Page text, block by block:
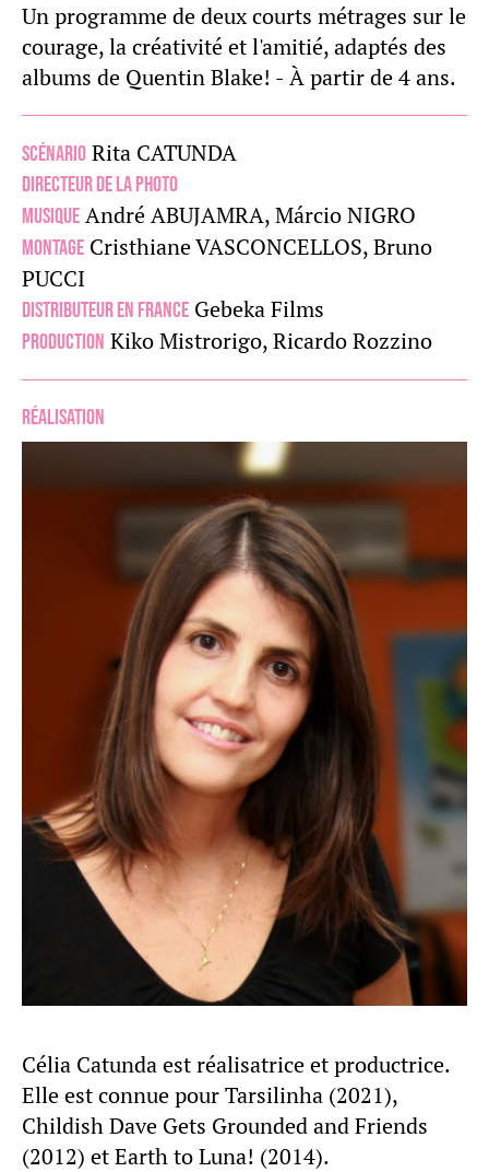
Un programme de deux courts métrages sur le
courage, la créativité et l'amitié, adaptés des
albums de Quentin Blake! - À partir de 4 ans.
Scénario Rita CATUNDA
Directeur de la photo
Musique André ABUJAMRA, Márcio NIGRO
Montage Cristhiane VASCONCELLOS, Bruno
PUCCI
Distributeur en France Gebeka Films
Production Kiko Mistrorigo, Ricardo Rozzino
Réalisation
Célia Catunda est réalisatrice et productrice.
Elle est connue pour Tarsilinha (2021),
Childish Dave Gets Grounded and Friends
(2012) et Earth to Luna! (2014).